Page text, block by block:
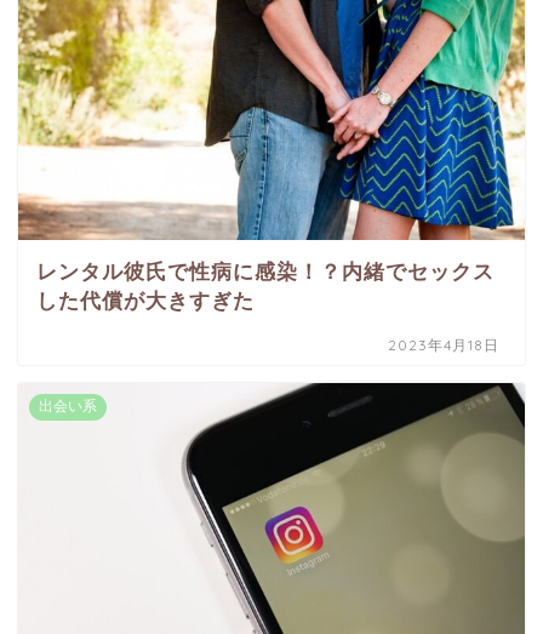
レンタル彼氏で性病に感染！？内緒でセックス
した代償が大きすぎた
2023年4月18日
出会い系